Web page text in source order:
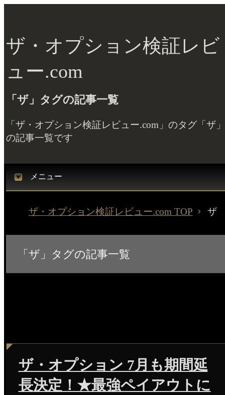
ザ・オプション検証レビ
ュー.com
「ザ」タグの記事一覧
「ザ・オプション検証レビュー.com」のタグ「ザ
の記事一覧です
メニュー
ザ・オプション検証レビュー.com TOP ザ
「ザ」タグの記事一覧
ザ・オプション 7月も期間延
長決定！★最強ペイアウトに